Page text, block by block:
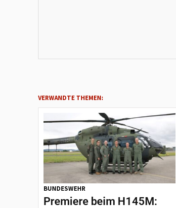
VERWANDTE THEMEN:
BUNDESWEHR
Premiere beim H145M: